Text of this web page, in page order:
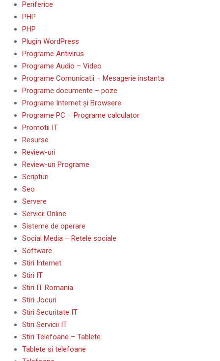
Periferice
PHP
PHP
Plugin WordPress
Programe Antivirus
Programe Audio – Video
Programe Comunicatii – Mesagerie instanta
Programe documente – poze
Programe Internet și Browsere
Programe PC – Programe calculator
Promotii IT
Resurse
Review-uri
Review-uri Programe
Scripturi
Seo
Servere
Servicii Online
Sisteme de operare
Social Media – Retele sociale
Software
Stiri Internet
Stiri IT
Stiri IT Romania
Stiri Jocuri
Stiri Securitate IT
Stiri Servicii IT
Stiri Telefoane – Tablete
Tablete si telefoane